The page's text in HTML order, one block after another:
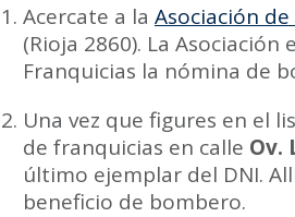
Acercate a la Asociación
(Rioja 2860). La
Franquicias la nómina de
Una vez que figures en el
de franquicias en calle Ov.
último ejemplar del DNI.
beneficio de bombero.